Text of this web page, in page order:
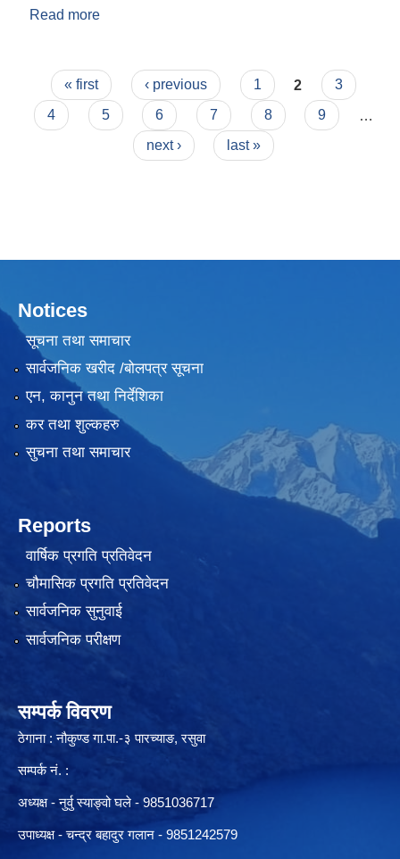
Read more
Pages
« first ‹ previous 1 2
3
4
5 6 7 8 9
next ›
last »
Notices
सूचना तथा समाचार
सार्वजनिक खरीद /बोलपत्र सूचना
एन, कानुन तथा निर्देशिका
कर तथा शुल्कहरु
सुचना तथा समाचार
Reports
वार्षिक प्रगति प्रतिवेदन
चौमासिक प्रगति प्रतिवेदन
सार्वजनिक सुनुवाई
सार्वजनिक परीक्षण
सम्पर्क विवरण
ठेगाना : नौकुण्ड गा.पा.-३ पारच्याङ, रसुवा
सम्पर्क नं. :
अध्यक्ष - नुर्वु स्याङ्वो घले - 9851036717
उपाध्यक्ष - चन्द्र बहादुर गलान - 9851242579